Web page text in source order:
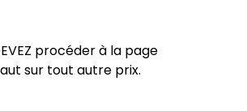
procéder à la page
sur tout autre prix.